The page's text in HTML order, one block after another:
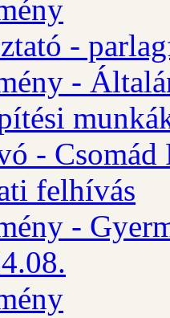
-
-
- Csomád
felhívás
-